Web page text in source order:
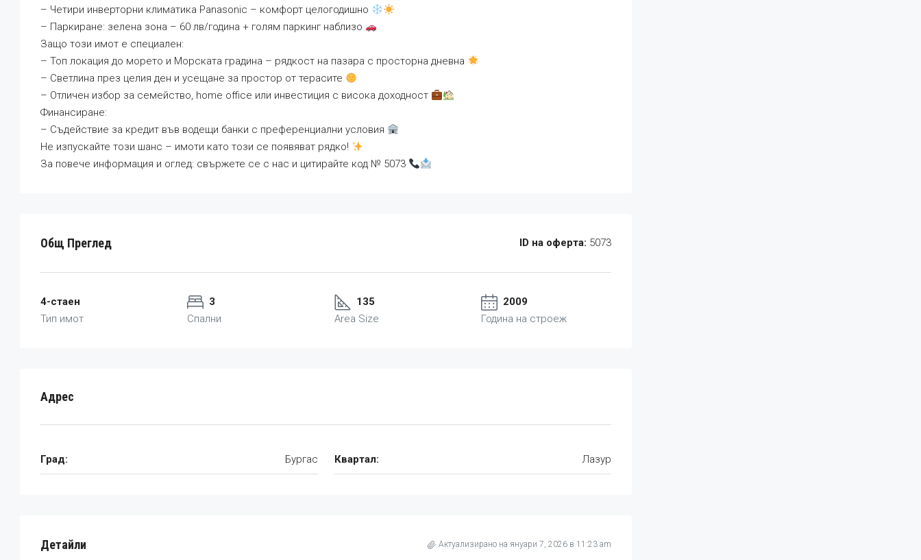
– Четири инверторни климатика Panasonic – комфорт целогодишно
– Паркиране: зелена зона – 60 лв/година + голям паркинг наблизо
Защо този имот е специален:
– Топ локация до морето и Морската градина – рядкост на пазара с просторна дневна
– Светлина през целия ден и усещане за простор от терасите
– Отличен избор за семейство, home office или инвестиция с висока доходност
Финансиране:
– Съдействие за кредит във водещи банки с преференциални условия
Не изпускайте този шанс – имоти като този се появяват рядко!
За повече информация и оглед: свържете се с нас и цитирайте код № 5073
Общ Преглед ID на оферта: 5073
4-стаен
Тип имот
3
Спални
135
Area Size
2009
Година на строеж
Адрес
Град: Бургас Квартал: Лазур
Детайли Актуализирано на януари 7, 2026 в 11:23 am